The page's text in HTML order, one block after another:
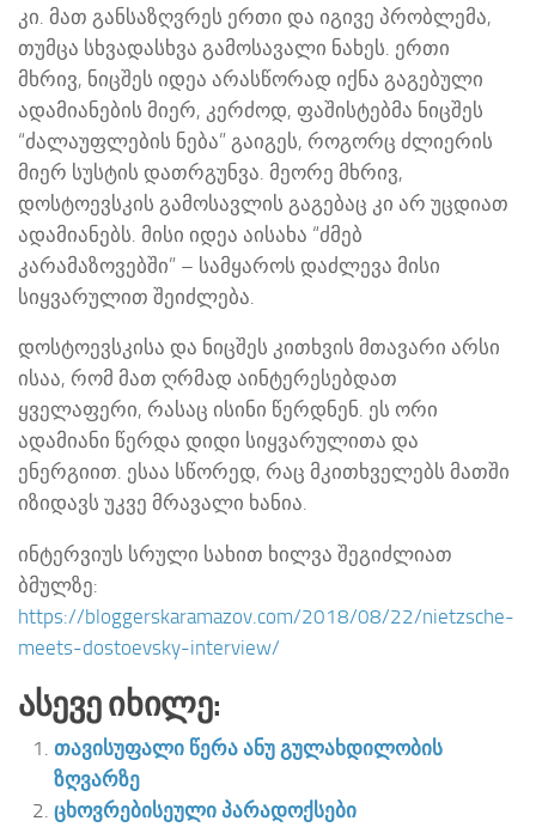
კი. მათ განსაზღვრეს ერთი და იგივე პრობლემა,
თუმცა სხვადასხვა გამოსავალი ნახეს. ერთი
მხრივ, ნიცშეს იდეა არასწორად იქნა გაგებული
ადამიანების მიერ, კერძოდ, ფაშისტებმა ნიცშეს
“ძალაუფლების ნება” გაიგეს, როგორც ძლიერის
მიერ სუსტის დათრგუნვა. მეორე მხრივ,
დოსტოევსკის გამოსავლის გაგებაც კი არ უცდიათ
ადამიანებს. მისი იდეა აისახა “ძმებ
კარამაზოვებში” – სამყაროს დაძლევა მისი
სიყვარულით შეიძლება.
დოსტოევსკისა და ნიცშეს კითხვის მთავარი არსი
ისაა, რომ მათ ღრმად აინტერესებდათ
ყველაფერი, რასაც ისინი წერდნენ. ეს ორი
ადამიანი წერდა დიდი სიყვარულითა და
ენერგიით. ესაა სწორედ, რაც მკითხველებს მათში
იზიდავს უკვე მრავალი ხანია.
ინტერვიუს სრული სახით ხილვა შეგიძლიათ
ბმულზე:
https://bloggerskaramazov.com/2018/08/22/nietzsche-
meets-dostoevsky-interview/
Ასევე Იხილე:
თავისუფალი წერა ანუ გულახდილობის
ზღვარზე
ცხოვრებისეული პარადოქსები